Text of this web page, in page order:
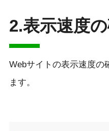
2.表示速度
Webサイトの表示速度の
ます。